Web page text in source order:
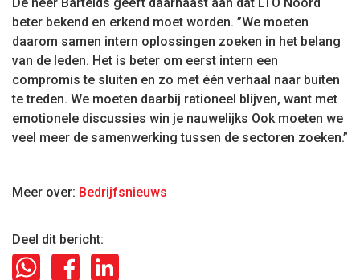
beter bekend en erkend moet worden. ”We moeten
daarom samen intern oplossingen zoeken in het belang
van de leden. Het is beter om eerst intern een
compromis te sluiten en zo met één verhaal naar buiten
te treden. We moeten daarbij rationeel blijven, want met
emotionele discussies win je nauwelijks Ook moeten we
veel meer de samenwerking tussen de sectoren zoeken.”
Meer over: Bedrijfsnieuws
Deel dit bericht: